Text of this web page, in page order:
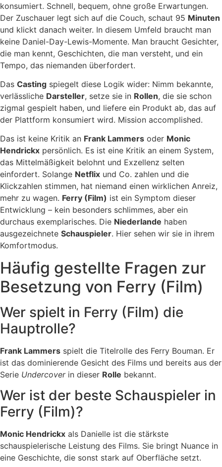
konsumiert. Schnell, bequem, ohne große Erwartungen.
Der Zuschauer legt sich auf die Couch, schaut 95 Minuten
und klickt danach weiter. In diesem Umfeld braucht man
keine Daniel-Day-Lewis-Momente. Man braucht Gesichter,
die man kennt, Geschichten, die man versteht, und ein
Tempo, das niemanden überfordert.
Das Casting spiegelt diese Logik wider: Nimm bekannte,
verlässliche Darsteller, setze sie in Rollen, die sie schon
zigmal gespielt haben, und liefere ein Produkt ab, das auf
der Plattform konsumiert wird. Mission accomplished.
Das ist keine Kritik an Frank Lammers oder Monic
Hendrickx persönlich. Es ist eine Kritik an einem System,
das Mittelmäßigkeit belohnt und Exzellenz selten
einfordert. Solange Netflix und Co. zahlen und die
Klickzahlen stimmen, hat niemand einen wirklichen Anreiz,
mehr zu wagen. Ferry (Film) ist ein Symptom dieser
Entwicklung – kein besonders schlimmes, aber ein
durchaus exemplarisches. Die Niederlande haben
ausgezeichnete Schauspieler. Hier sehen wir sie in ihrem
Komfortmodus.
Häufig gestellte Fragen zur
Besetzung von Ferry (Film)
Wer spielt in Ferry (Film) die
Hauptrolle?
Frank Lammers spielt die Titelrolle des Ferry Bouman. Er
ist das dominierende Gesicht des Films und bereits aus der
Serie Undercoverin dieser Rolle bekannt.
Wer ist der beste Schauspieler in
Ferry (Film)?
Monic Hendrickx als Danielle ist die stärkste
schauspielerische Leistung des Films. Sie bringt Nuance in
eine Geschichte, die sonst stark auf Oberfläche setzt.